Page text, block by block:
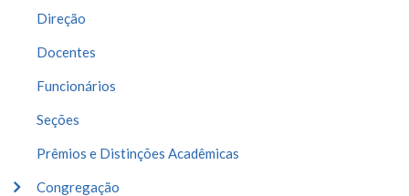
Direção
Docentes
Funcionários
Seções
Prêmios e Distinções Acadêmicas
Congregação